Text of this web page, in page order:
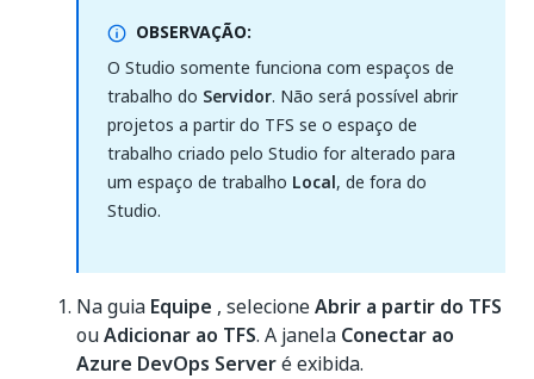
OBSERVAÇÃO:
O Studio somente funciona com espaços de
trabalho do Servidor. Não será possível abrir
projetos a partir do TFS se o espaço de
trabalho criado pelo Studio for alterado para
um espaço de trabalho Local, de fora do
Studio.
Na guia Equipe , selecioneAbrir a partir do TFS
ouAdicionar ao TFS. A janela Conectar ao
Azure DevOps Serveré exibida.